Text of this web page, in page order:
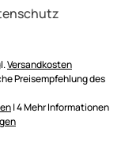
Versandkosten
Preisempfehlung des
| 4 Mehr Informationen